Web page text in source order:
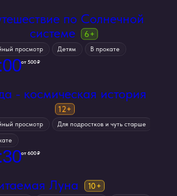
по Солнечной
системе
просмотр детям в прокате
00от 500 ₽
- космическая история
просмотр
для подростков и чуть старше
30от 600 ₽
Луна